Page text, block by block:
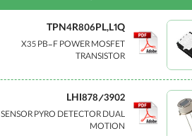
TPN4R806PL,L1Q
X35 PB-F POWER MOSFET
TRANSISTOR
LHI878/3902
SENSOR PYRO DETECTOR DUAL
MOTION